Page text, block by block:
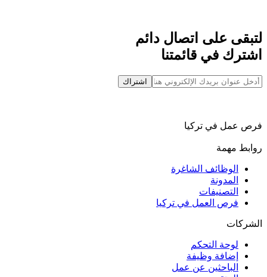
لتبقى على اتصال دائم
اشترك في قائمتنا
اشتراك
فرص عمل في تركيا
روابط مهمة
الوظائف الشاغرة
المدونة
التصنيفات
فرص العمل في تركيا
الشركات
لوحة التحكم
إضافة وظيفة
الباحثين عن عمل